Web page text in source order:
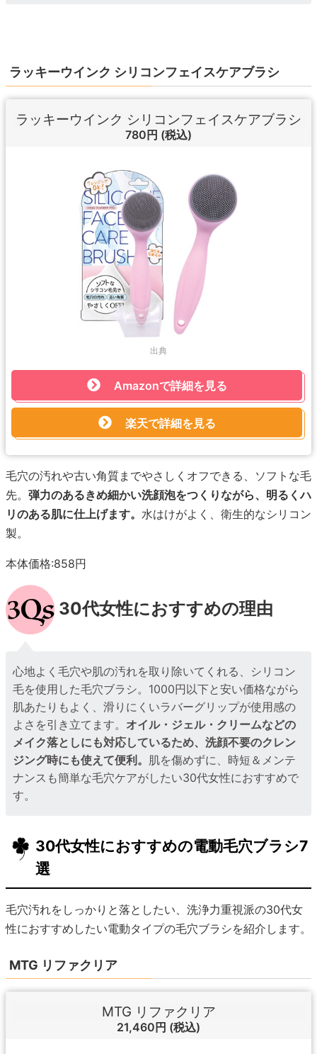
ラッキーウインク シリコンフェイスケアブラシ
ラッキーウインク シリコンフェイスケアブラシ
780円 (税込)
出典
Amazonで詳細を見る
楽天で詳細を見る
毛穴の汚れや古い角質までやさしくオフできる、ソフトな毛
先。 弾力のあるきめ細かい洗顔泡をつくりながら、明るくハ
リのある肌に仕上げます。 水はけがよく、衛生的なシリコン
製。
本体価格:858円
30代女性におすすめの理由
心地よく毛穴や肌の汚れを取り除いてくれる、シリコン
毛を使用した毛穴ブラシ。1000円以下と安い価格ながら
肌あたりもよく、滑りにくいラバーグリップが使用感の
よさを引き立てます。 オイル・ジェル・クリームなどの
メイク落としにも対応しているため、洗顔不要のクレン
ジング時にも使えて便利。 肌を傷めずに、時短＆メンテ
ナンスも簡単な毛穴ケアがしたい30代女性におすすめで
す。
30代女性におすすめの電動毛穴ブラシ7
選
毛穴汚れをしっかりと落としたい、洗浄力重視派の30代女
性におすすめしたい電動タイプの毛穴ブラシを紹介します。
MTG リファクリア
MTG リファクリア
21,460円 (税込)